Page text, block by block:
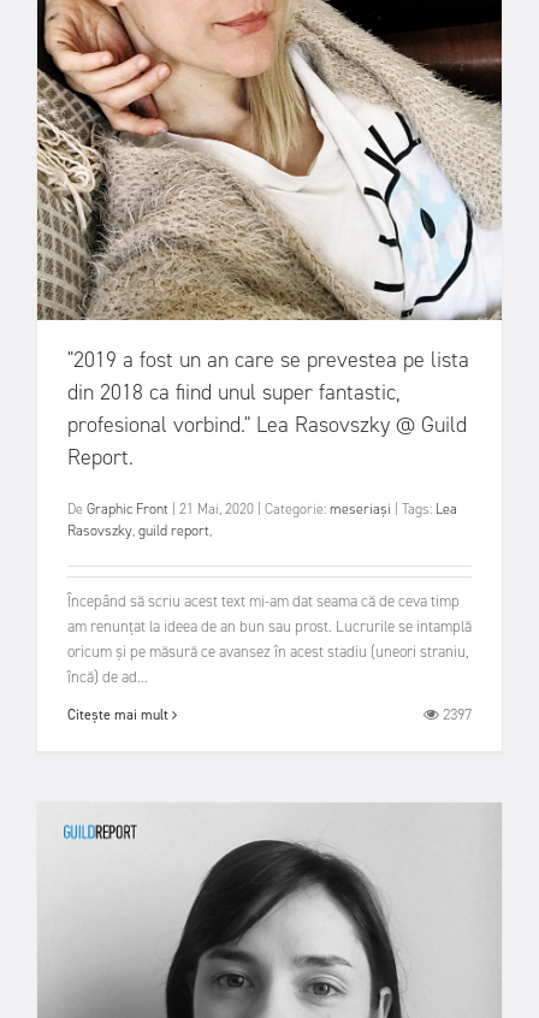
"2019 a fost un an care se prevestea pe lista
din 2018 ca fiind unul super fantastic,
profesional vorbind." Lea Rasovszky @ Guild
Report.
De Graphic Front | 21 Mai, 2020 | Categorie:meseriași | Tags: Lea
Rasovszky,guild report,
Începând să scriu acest text mi-am dat seama că de ceva timp
am renunțat la ideea de an bun sau prost. Lucrurile se intamplă
oricum și pe măsură ce avansez în acest stadiu (uneori straniu,
încă) de ad...
Citește mai mult 2397